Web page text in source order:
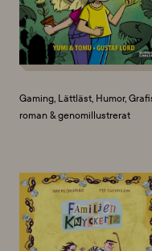
Gaming, Lättläst, Humor,
roman & genomillustrerat